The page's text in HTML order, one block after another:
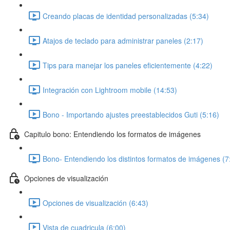
Creando placas de identidad personalizadas (5:34)
Atajos de teclado para administrar paneles (2:17)
Tips para manejar los paneles eficientemente (4:22)
Integración con Lightroom mobile (14:53)
Bono - Importando ajustes preestablecidos Guti (5:16)
Capitulo bono: Entendiendo los formatos de imágenes
Bono- Entendiendo los distintos formatos de imágenes
Opciones de visualización
Opciones de visualización (6:43)
Vista de cuadricula (6:00)